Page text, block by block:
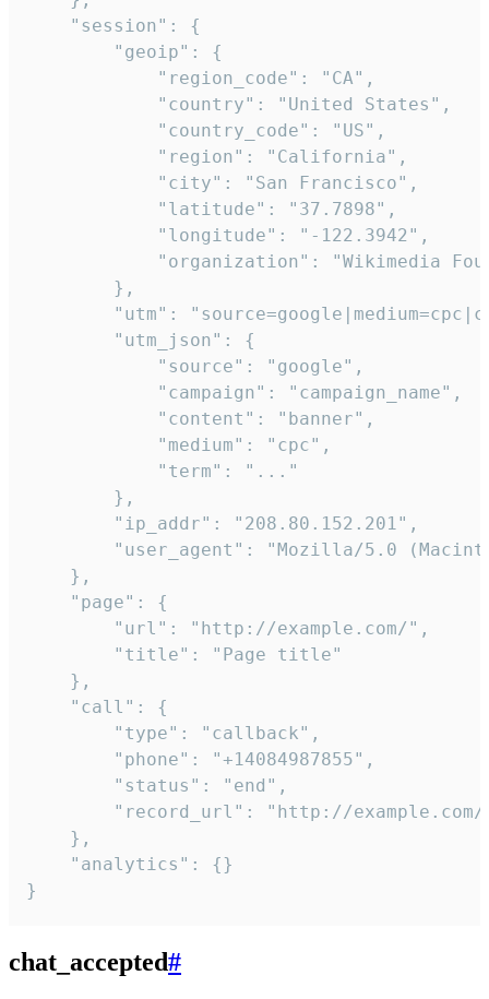
    "session": {
        "geoip": {
            "region_code": "CA",
            "country": "United States",
            "country_code": "US",
            "region": "California",
            "city": "San Francisco",
            "latitude": "37.7898",
            "longitude": "-122.3942",
"organization": "Wikimedia
        },
"utm":
        "utm_json": {
            "source": "google",
            "campaign": "campaign_name",
            "content": "banner",
            "medium": "cpc",
            "term": "..."
        },
        "ip_addr": "208.80.152.201",
"user_agent": "Mozilla/5.0
    },
    "page": {
        "url": "http://example.com/",
        "title": "Page title"
    },
    "call": {
        "type": "callback",
        "phone": "+14084987855",
        "status": "end",
"record_url": "http://
    },
    "analytics": {}
}
chat_accepted#